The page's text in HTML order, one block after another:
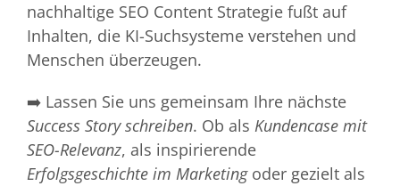
nachhaltige SEO Content Strategie fußt auf
Inhalten, die KI-Suchsysteme verstehen und
Menschen überzeugen.
➡️ Lassen Sie uns gemeinsam Ihre nächste
Success Story schreiben. Ob als Kundencase mit
SEO-Relevanz, als inspirierende
Erfolgsgeschichte im Marketingoder gezielt als